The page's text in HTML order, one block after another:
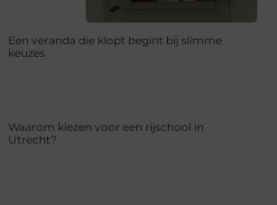
Een veranda die klopt begint bij slimme
keuzes
Waarom kiezen voor een rijschool in
Utrecht?